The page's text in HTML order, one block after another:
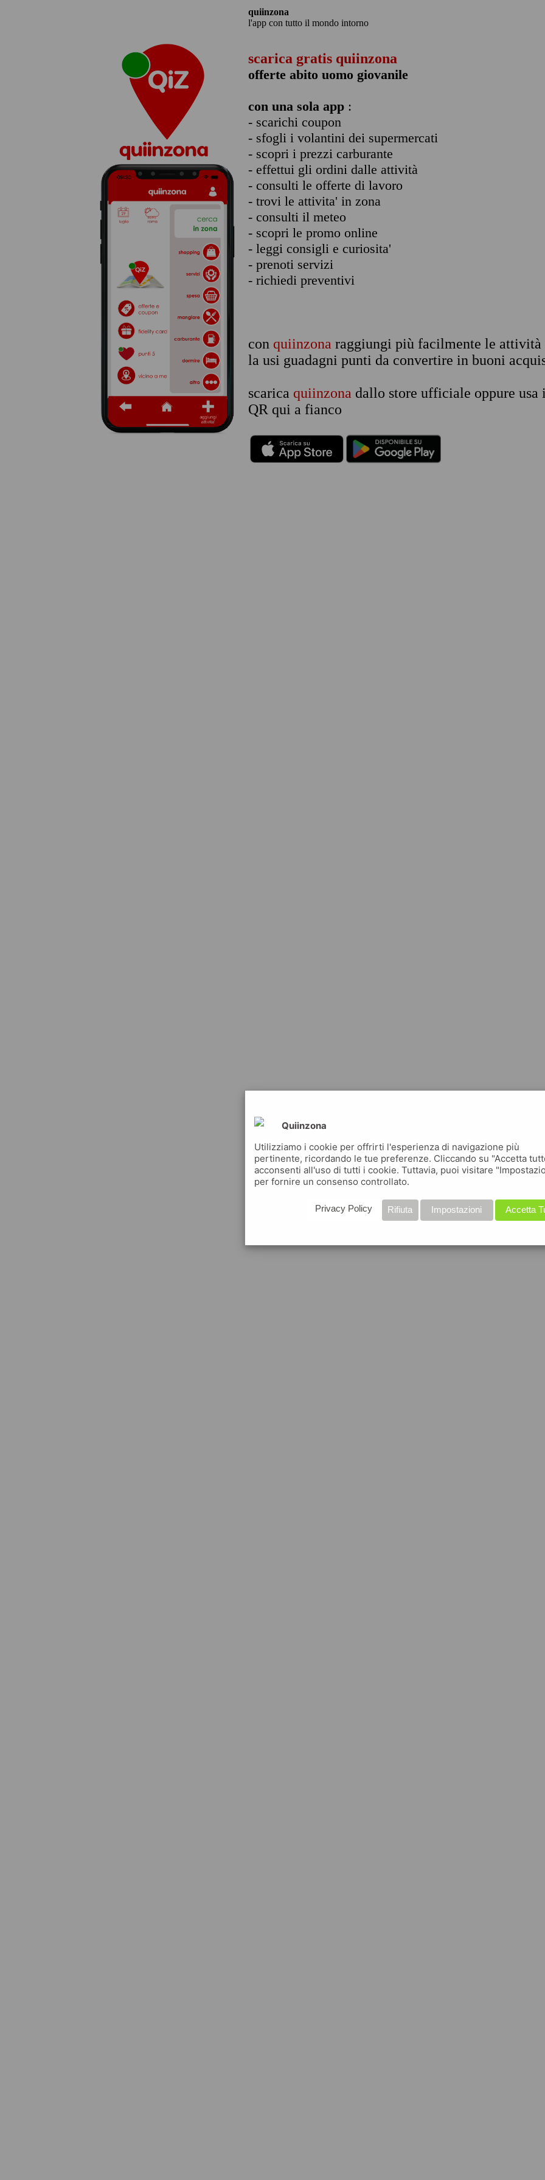
quiinzona
l'app con tutto il mondo intorno
scarica gratis quiinzona
offerte abito uomo giovanile
con una sola app :
- scarichi coupon
- sfogli i volantini dei supermercati
- scopri i prezzi carburante
- effettui gli ordini dalle attività
- consulti le offerte di lavoro
- trovi le attivita' in zona
- consulti il meteo
- scopri le promo online
- leggi consigli e curiosita'
- prenoti servizi
- richiedi preventivi
con quiinzona raggiungi più facilmente le attività
la usi guadagni punti da convertire in buoni
scarica quiinzona dallo store ufficiale oppure usa
QR qui a fianco
Quiinzona
Utilizziamo i cookie per offrirti l'esperienza di navigazione più
pertinente, ricordando le tue preferenze. Cliccando su "Accetta
acconsenti all'uso di tutti i cookie. Tuttavia, puoi visitare
per fornire un consenso controllato.
Accetta
Impostazioni
Rifiuta
Privacy Policy